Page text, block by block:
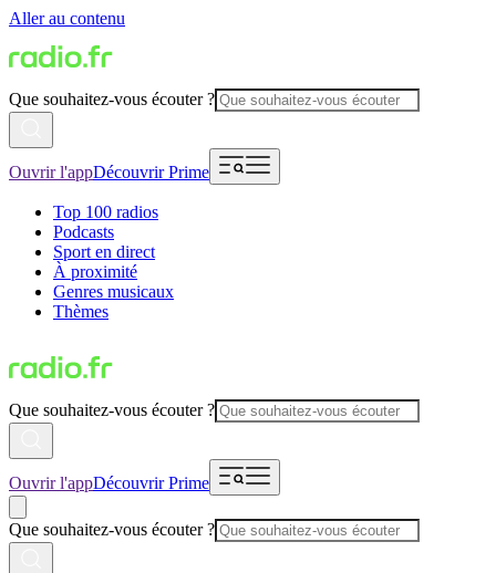
Aller au contenu
Que souhaitez-vous écouter ?
Ouvrir l'appDécouvrir Prime
Top 100 radios
Podcasts
Sport en direct
À proximité
Genres musicaux
Thèmes
Que souhaitez-vous écouter ?
Ouvrir l'appDécouvrir Prime
Que souhaitez-vous écouter ?